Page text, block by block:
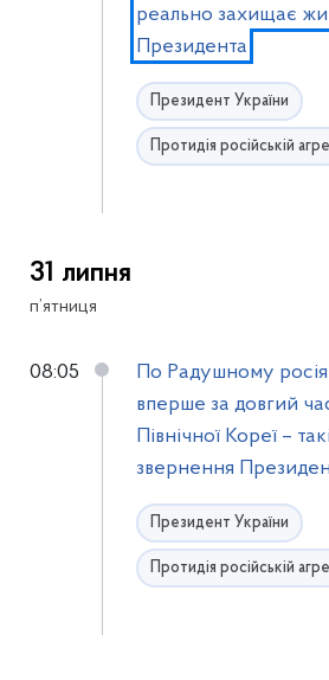
реально захищає
Президента
Президент України
Протидія російській
31 липня
п’ятниця
08:05
По Радушному
вперше за довгий
Північної Кореї –
звернення
Президент України
Протидія російській